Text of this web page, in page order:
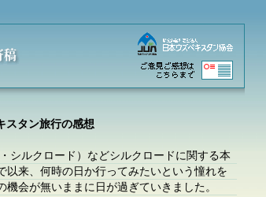
スタン旅行の感想
シルクロード）などシルクロードに関する本
以来、何時の日か行ってみたいという憧れを
会が無いままに日が過ぎていきました。